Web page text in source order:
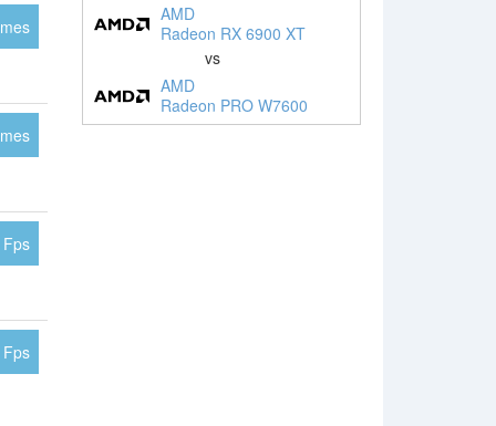
AMD
Radeon RX 6900 XT
vs
AMD
Radeon PRO W7600